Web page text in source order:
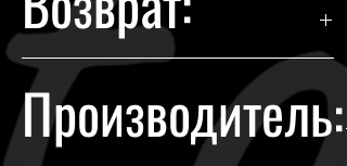
Гарантия возврата происходит в
течении 14 дней с момента
покупки.
Производитель: